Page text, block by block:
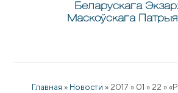
Беларускага
Маскоўскага
Главная » Новости » 2017 » 01 » 22 »